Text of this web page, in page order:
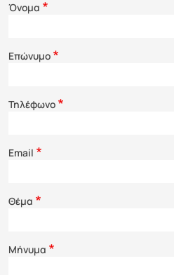
Όνομα
Επώνυμο
Τηλέφωνο
Email
Θέμα
Μήνυμα